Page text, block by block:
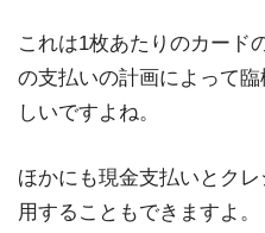
これは1枚あたりのカード
の支払いの計画によって
しいですよね。
ほかにも現金支払いとク
用することもできますよ。